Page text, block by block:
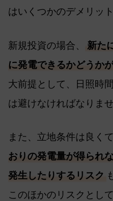
はいくつかのデメリッ
新規投資の場合、
新た
に発電できるかどうか
大前提として、日照時
は避けなければなりませ
また、立地条件は良く
おりの発電量が得られ
発生したりするリスク
このほかのリスクとし